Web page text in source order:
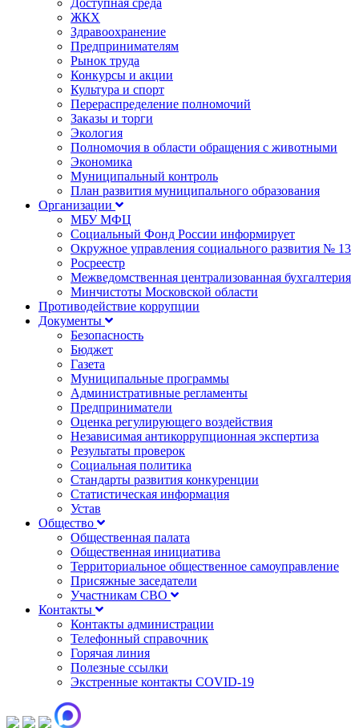
Доступная среда
ЖКХ
Здравоохранение
Предпринимателям
Рынок труда
Конкурсы и акции
Культура и спорт
Перераспределение полномочий
Заказы и торги
Экология
Полномочия в области обращения с животными
Экономика
Муниципальный контроль
План развития муниципального образования
Организации
МБУ МФЦ
Социальный Фонд России информирует
Окружное управления социального развития № 13
Росреестр
Межведомственная централизованная бухгалтерия
Минчистоты Московской области
Противодействие коррупции
Документы
Безопасность
Бюджет
Газета
Муниципальные программы
Административные регламенты
Предприниматели
Оценка регулирующего воздействия
Независимая антикоррупционная экспертиза
Результаты проверок
Социальная политика
Стандарты развития конкуренции
Статистическая информация
Устав
Общество
Общественная палата
Общественная инициатива
Территориальное общественное самоуправление
Присяжные заседатели
Участникам СВО
Контакты
Контакты администрации
Телефонный справочник
Горячая линия
Полезные ссылки
Экстренные контакты COVID-19